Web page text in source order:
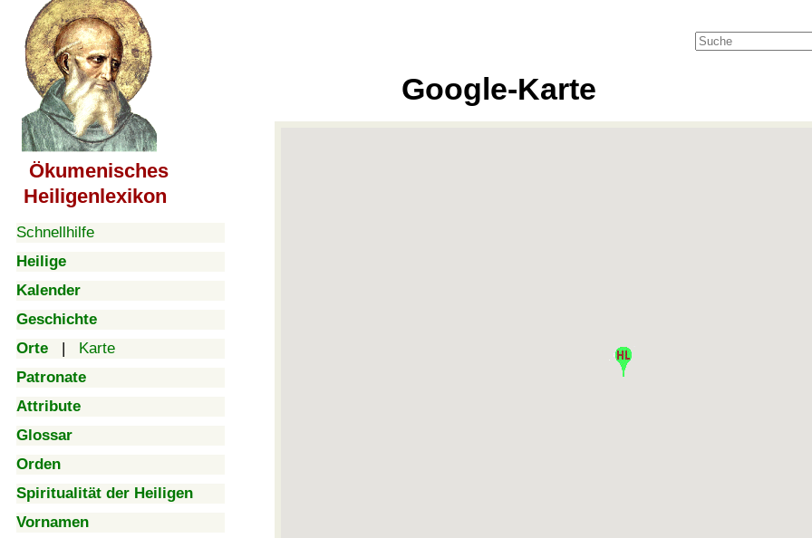
Ökumenisches
Heiligenlexikon
Schnellhilfe
Heilige
Kalender
Geschichte
Orte | Karte
Patronate
Attribute
Glossar
Orden
Spiritualität der Heiligen
Vornamen
Google-Karte